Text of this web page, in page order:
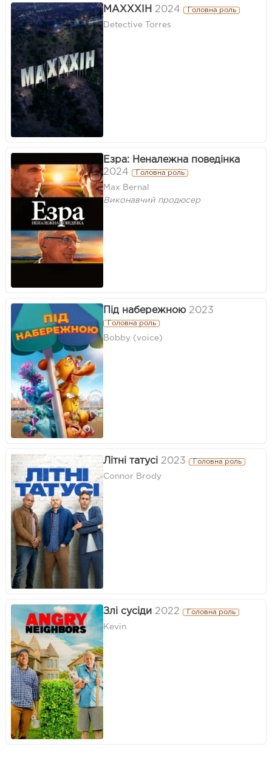
МАХХХІН 2024 Головна роль
Detective Torres
Езра: Неналежна поведінка
2024
Головна роль
Max Bernal
Виконавчий продюсер
Під набережною 2023
Головна роль
Bobby (voice)
Літні татусі 2023 Головна роль
Connor Brody
Злі сусіди 2022 Головна роль
Kevin